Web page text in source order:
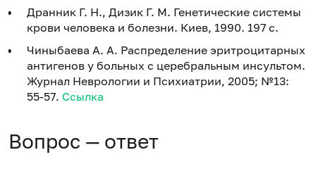
Дранник Г. Н., Дизик Г. М. Генетические системы
крови человека и болезни. Киев, 1990. 197 с.
Чиныбаева А. А. Распределение эритроцитарных
антигенов у больных с церебральным инсультом.
Журнал Неврологии и Психиатрии, 2005; №13:
55-57. Ссылка
Вопрос — ответ